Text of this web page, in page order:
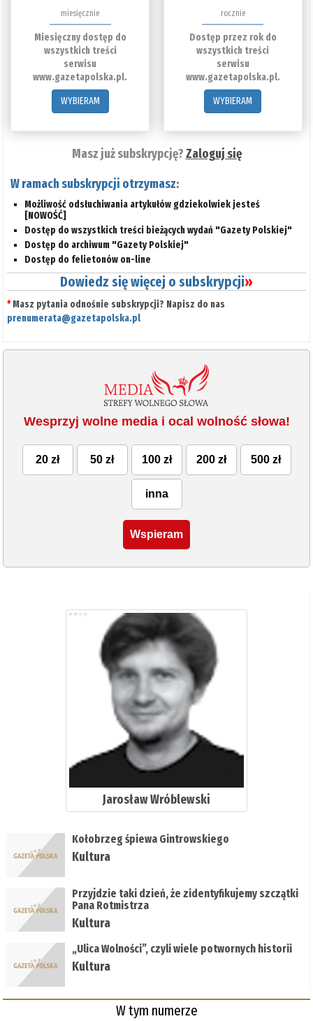
miesięcznie
Miesięczny dostęp do
wszystkich treści
serwisu
www.gazetapolska.pl.
WYBIERAM
rocznie
Dostęp przez rok do
wszystkich treści
serwisu
www.gazetapolska.pl.
WYBIERAM
Masz już subskrypcję?Zaloguj się
W ramach subskrypcji otrzymasz:
Możliwość odsłuchiwania artykułów gdziekolwiek jesteś
[NOWOŚĆ]
Dostęp do wszystkich treści bieżących wydań "Gazety Polskiej"
Dostęp do archiwum "Gazety Polskiej"
Dostęp do felietonów on-line
Dowiedz się więcej o subskrypcji»
*Masz pytania odnośnie subskrypcji? Napisz do nas
prenumerata@gazetapolska.pl
Wesprzyj wolne media i ocal wolność słowa!
20 zł 50 zł 100 zł 200 zł 500 zł
inna
Wspieram
Jarosław Wróblewski
Kołobrzeg śpiewa Gintrowskiego
Kultura
Przyjdzie taki dzień, że zidentyfikujemy szczątki
Pana Rotmistrza
Kultura
„Ulica Wolności”, czyli wiele potwornych historii
Kultura
W tym numerze